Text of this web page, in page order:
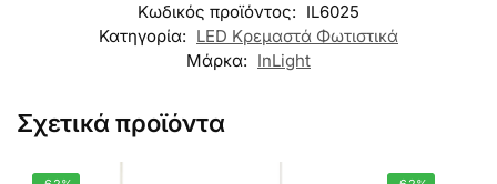
Κωδικός προϊόντος: IL6025
Κατηγορία: LED Κρεμαστά Φωτιστικά
Μάρκα: InLight
Σχετικά προϊόντα